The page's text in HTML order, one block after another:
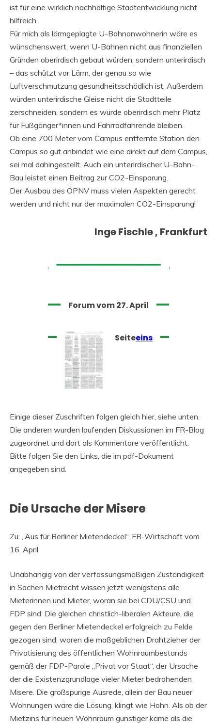
ist für eine wirklich nachhaltige Stadtentwicklung nicht
hilfreich.
Für mich als lärmgeplagte U-Bahnanwohnerin wäre es
wünschenswert, wenn U-Bahnen nicht aus finanziellen
Gründen oberirdisch gebaut würden, sondern unterirdisch
– das schützt vor Lärm, der genau so wie
Luftverschmutzung gesundheitsschädlich ist. Außerdem
würden unterirdische Gleise nicht die Stadtteile
zerschneiden, sondern es würde oberirdisch mehr Platz
für Fußgänger*innen und Fahrradfahrende bleiben.
Ob eine 700 Meter vom Campus entfernte Station den
Campus so gut anbindet wie eine direkt auf dem Campus,
sei mal dahingestellt. Auch ein unterirdischer U-Bahn-
Bau leistet einen Beitrag zur CO2-Einsparung.
Der Ausbau des ÖPNV muss vielen Aspekten gerecht
werden und nicht nur der maximalen CO2-Einsparung!
Inge Fischle , Frankfurt
Forum vom 27. April
Seiteeins
Einige dieser Zuschriften folgen gleich hier, siehe unten.
Die anderen wurden laufenden Diskussionen im FR-Blog
zugeordnet und dort als Kommentare veröffentlicht.
Bitte folgen Sie den Links, die im pdf-Dokument
angegeben sind.
Die Ursache der Misere
Zu: „Aus für Berliner Mietendeckel“, FR-Wirtschaft vom
16. April
Unabhängig von der verfassungsmäßigen Zuständigkeit
in Sachen Mietrecht wissen jetzt wenigstens alle
Mieterinnen und Mieter, woran sie bei CDU/CSU und
FDP sind. Die gleichen christlich-liberalen Akteure, die
gegen den Berliner Mietendeckel erfolgreich zu Felde
gezogen sind, waren die maßgeblichen Drahtzieher der
Privatisierung des öffentlichen Wohnraumbestands
gemäß der FDP-Parole „Privat vor Staat“, der Ursache
der die Existenzgrundlage vieler Mieter bedrohenden
Misere. Die großspurige Ausrede, allein der Bau neuer
Wohnungen wäre die Lösung, klingt wie Hohn. Als ob der
Mietzins für neuen Wohnraum günstiger käme als die